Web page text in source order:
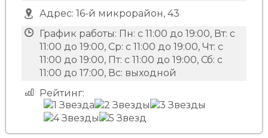
Адрес: 16-й микрорайон, 43
График работы: Пн: с 11:00 до 19:00, Вт: с
11:00 до 19:00, Ср: с 11:00 до 19:00, Чт: с
11:00 до 19:00, Пт: с 11:00 до 19:00, Сб: с
11:00 до 17:00, Вс: выходной
Рейтинг: